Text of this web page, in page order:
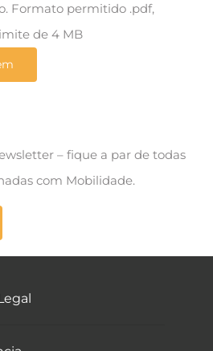
Formato permitido .pdf,
de 4 MB
– fique a par de todas
com Mobilidade.